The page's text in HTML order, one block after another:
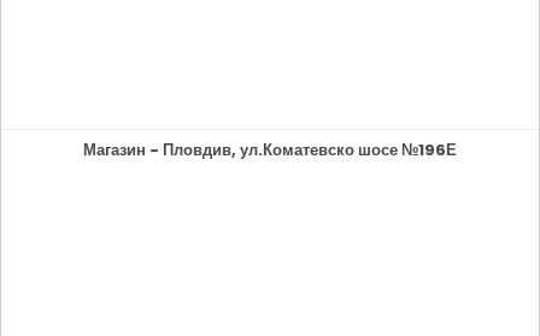
Магазин - Пловдив, ул.Коматевско шосе №196Е